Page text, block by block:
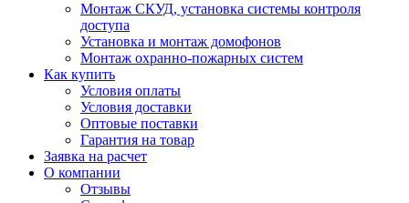
Монтаж СКУД, установка системы контроля
доступа
Установка и монтаж домофонов
Монтаж охранно-пожарных систем
Как купить
Условия оплаты
Условия доставки
Оптовые поставки
Гарантия на товар
Заявка на расчет
О компании
Отзывы